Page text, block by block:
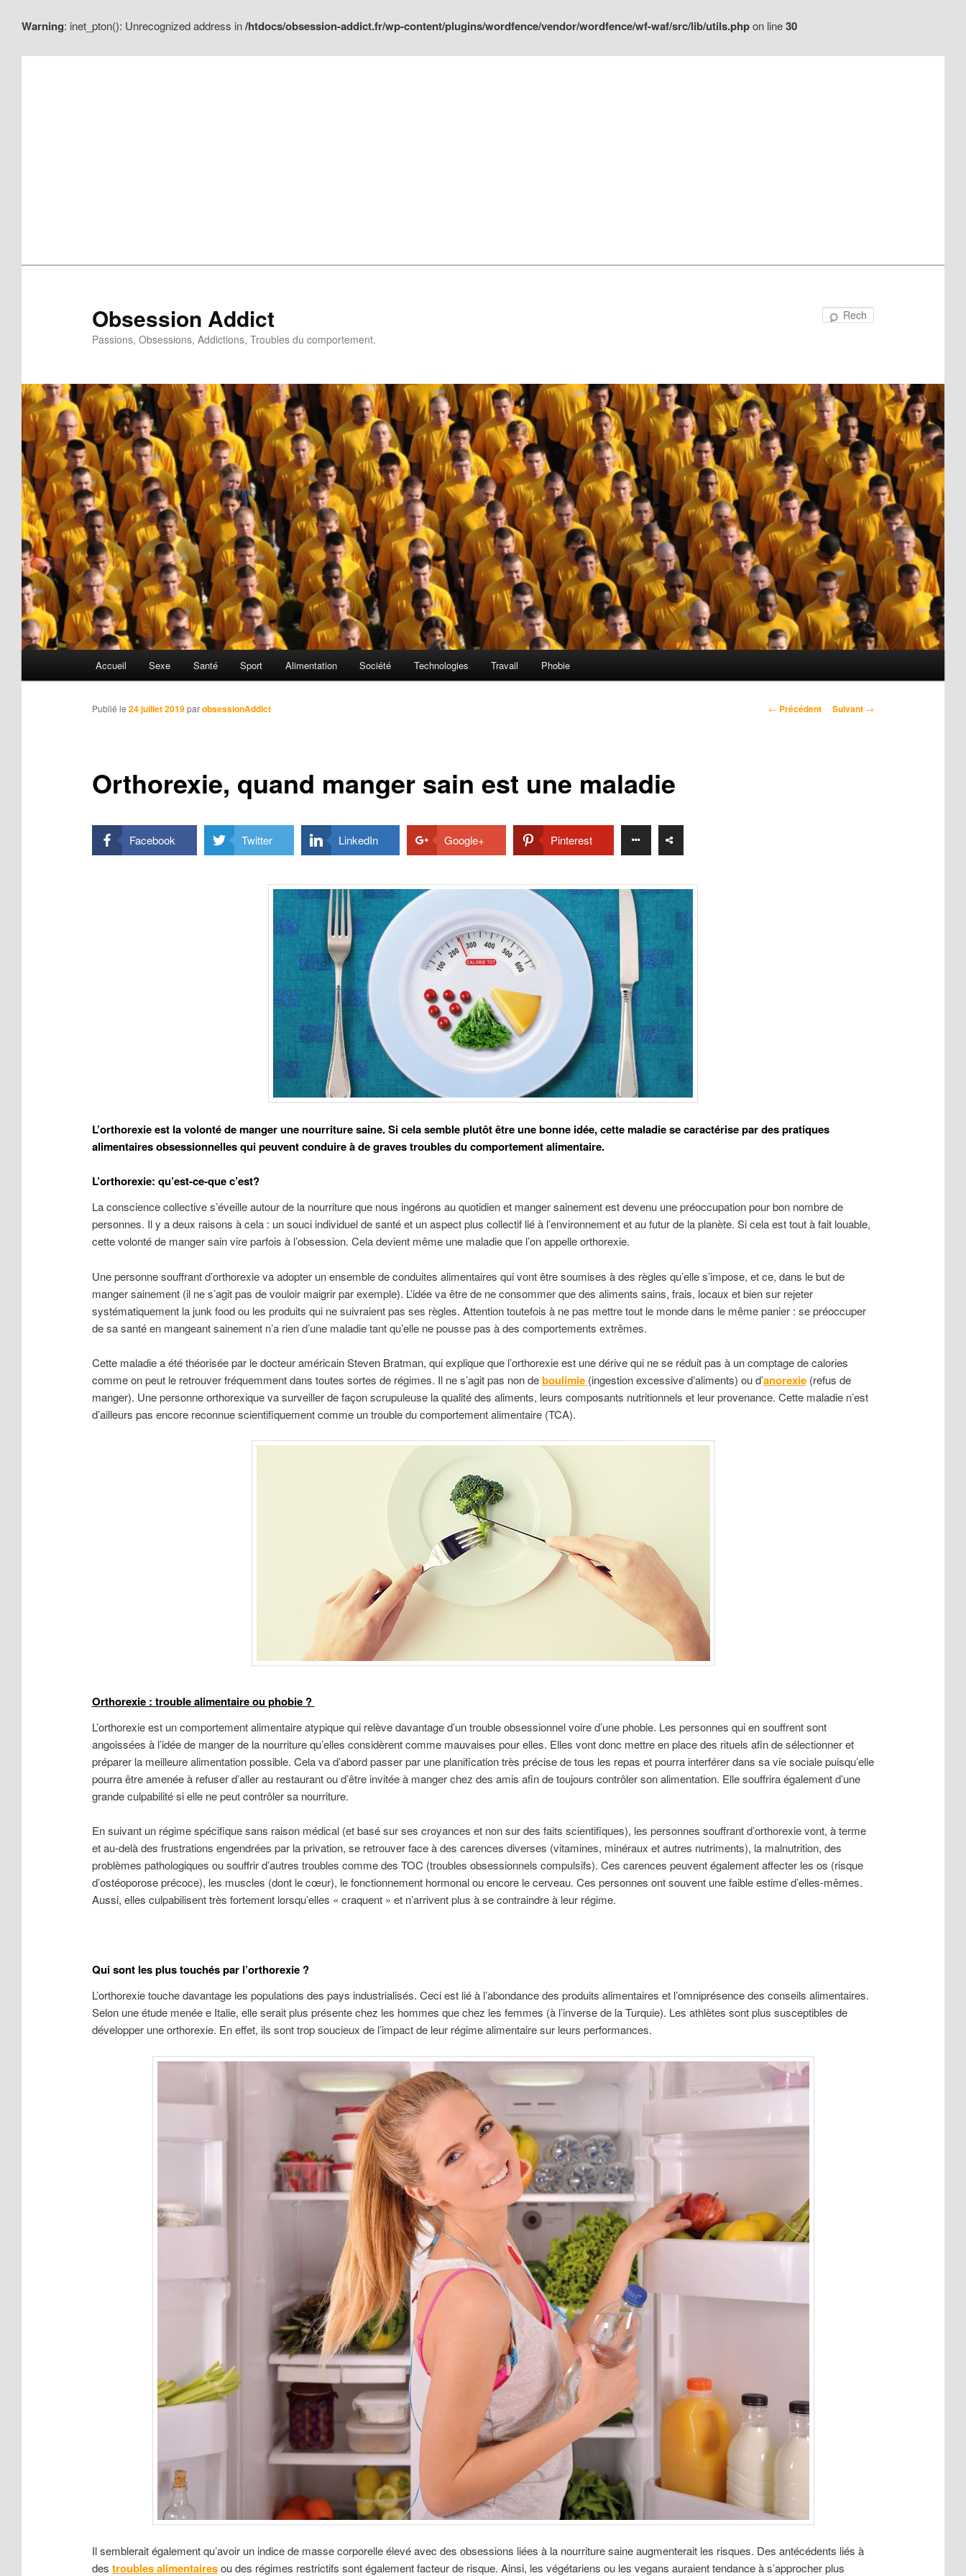
Warning: inet_pton(): Unrecognized address in/htdocs/obsession-addict.fr/wp-content/plugins/wordfence/vendor/wordfence/wf-waf/src/lib/utils.phpon line30
au
Obsession Addict
Passions, Obsessions, Addictions, Troubles du comportement.
Accueil Sexe Santé Sport Alimentation Société Technologies Travail Phobie
Navigation
← Précédent Suivant →
Orthorexie, quand manger sain est une maladie
Publié le 24 juillet 2019 parobsessionAddict
Facebook Twitter LinkedIn Google+ Pinterest
L’orthorexie est la volonté de manger une nourriture saine. Si cela semble plutôt être une bonne idée, cette maladie se caractérise par des pratiques
alimentaires obsessionnelles qui peuvent conduire à de graves troubles du comportement alimentaire.
L’orthorexie: qu’est-ce-que c’est?
La conscience collective s’éveille autour de la nourriture que nous ingérons au quotidien et manger sainement est devenu une préoccupation pour bon nombre de
personnes. Il y a deux raisons à cela : un souci individuel de santé et un aspect plus collectif lié à l’environnement et au futur de la planète. Si cela est tout à fait louable,
cette volonté de manger sain vire parfois à l’obsession. Cela devient même une maladie que l’on appelle orthorexie.
Une personne souffrant d’orthorexie va adopter un ensemble de conduites alimentaires qui vont être soumises à des règles qu’elle s’impose, et ce, dans le but de
manger sainement (il ne s’agit pas de vouloir maigrir par exemple). L’idée va être de ne consommer que des aliments sains, frais, locaux et bien sur rejeter
systématiquement la junk food ou les produits qui ne suivraient pas ses règles. Attention toutefois à ne pas mettre tout le monde dans le même panier : se préoccuper
de sa santé en mangeant sainement n’a rien d’une maladie tant qu’elle ne pousse pas à des comportements extrêmes.
Cette maladie a été théorisée par le docteur américain Steven Bratman, qui explique que l’orthorexie est une dérive qui ne se réduit pas à un comptage de calories
comme on peut le retrouver fréquemment dans toutes sortes de régimes. Il ne s’agit pas non deboulimie (ingestion excessive d’aliments) ou d’anorexie(refus de
manger). Une personne orthorexique va surveiller de façon scrupuleuse la qualité des aliments, leurs composants nutritionnels et leur provenance. Cette maladie n’est
d’ailleurs pas encore reconnue scientifiquement comme un trouble du comportement alimentaire (TCA).
Orthorexie : trouble alimentaire ou phobie ?
L’orthorexie est un comportement alimentaire atypique qui relève davantage d’un trouble obsessionnel voire d’une phobie. Les personnes qui en souffrent sont
angoissées à l’idée de manger de la nourriture qu’elles considèrent comme mauvaises pour elles. Elles vont donc mettre en place des rituels afin de sélectionner et
préparer la meilleure alimentation possible. Cela va d’abord passer par une planification très précise de tous les repas et pourra interférer dans sa vie sociale puisqu’elle
pourra être amenée à refuser d’aller au restaurant ou d’être invitée à manger chez des amis afin de toujours contrôler son alimentation. Elle souffrira également d’une
grande culpabilité si elle ne peut contrôler sa nourriture.
En suivant un régime spécifique sans raison médical (et basé sur ses croyances et non sur des faits scientifiques), les personnes souffrant d’orthorexie vont, à terme
et au-delà des frustrations engendrées par la privation, se retrouver face à des carences diverses (vitamines, minéraux et autres nutriments), la malnutrition, des
problèmes pathologiques ou souffrir d’autres troubles comme des TOC (troubles obsessionnels compulsifs). Ces carences peuvent également affecter les os (risque
d’ostéoporose précoce), les muscles (dont le cœur), le fonctionnement hormonal ou encore le cerveau. Ces personnes ont souvent une faible estime d’elles-mêmes.
Aussi, elles culpabilisent très fortement lorsqu’elles « craquent » et n’arrivent plus à se contraindre à leur régime.
Qui sont les plus touchés par l’orthorexie ?
L’orthorexie touche davantage les populations des pays industrialisés. Ceci est lié à l’abondance des produits alimentaires et l’omniprésence des conseils alimentaires.
Selon une étude menée e Italie, elle serait plus présente chez les hommes que chez les femmes (à l’inverse de la Turquie). Les athlètes sont plus susceptibles de
développer une orthorexie. En effet, ils sont trop soucieux de l’impact de leur régime alimentaire sur leurs performances.
Il semblerait également qu’avoir un indice de masse corporelle élevé avec des obsessions liées à la nourriture saine augmenterait les risques. Des antécédents liés à
des troubles alimentairesou des régimes restrictifs sont également facteur de risque. Ainsi, les végétariens ou les vegans auraient tendance à s’approcher plus